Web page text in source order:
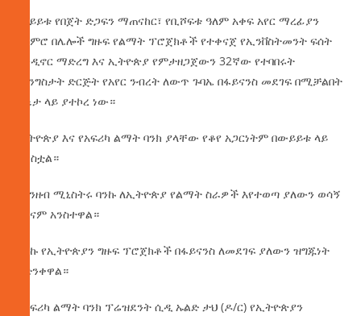
ውይይቱ የበጀት ድጋፍን ማጠናከር፣ የቢሾፍቱ ዓለም አቀፍ አየር ማረፊያን
ጨምሮ በሌሎች ግዙፍ የልማት ፕሮጀክቶች የተቀናጀ የኢንቨስትመንት ፍሰት
እንዲኖር ማድረግ እና ኢትዮጵያ የምታዘጋጀውን 32ኛው የተባበሩት
መንግስታት ድርጅት የአየር ንብረት ለውጥ ጉባኤ በፋይናንስ መደገፍ በሚቻልበት
ሁኔታ ላይ ያተኮረ ነው።
ኢትዮጵያ እና የአፍሪካ ልማት ባንክ ያላቸው የቆየ አጋርነትም በውይይቱ ላይ
ተነስቷል።
የገንዘብ ሚኒስትሩ ባንኩ ለኢትዮጵያ የልማት ስራዎች እየተወጣ ያለውን ወሳኝ
ሚናም አንስተዋል።
ባንኩ የኢትዮጵያን ግዙፍ ፕሮጀክቶች በፋይናንስ ለመደገፍ ያለውን ዝግጁነት
አድንቀዋል።
የአፍሪካ ልማት ባንክ ፕሬዝደንት ሲዲ ኡልድ ታህ (ዶ/ር) የኢትዮጵያን